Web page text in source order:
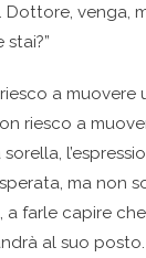
Dottore, venga,
a muovere
riesco a
ma non
a farle capire
al suo posto.